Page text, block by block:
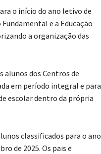
o início do ano letivo de
e a Educação
a organização das
dos Centros de
em período integral e para
escolar dentro da própria
classificados para o ano
de 2025. Os pais e